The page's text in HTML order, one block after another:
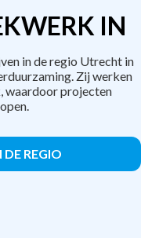
IN
in de regio Utrecht in
Zij werken
waardoor projecten
REGIO